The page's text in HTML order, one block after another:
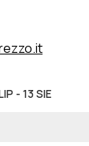
- 13 SIE